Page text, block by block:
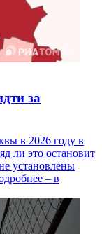
за
в 2026 году в
ли это остановит
установлены
– в